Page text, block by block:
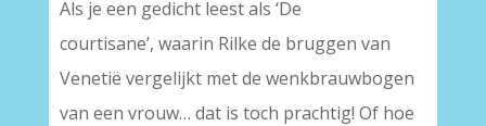
Als je een gedicht leest als ‘De
courtisane’, waarin Rilke de bruggen van
Venetië vergelijkt met de wenkbrauwbogen
van een vrouw… dat is toch prachtig! Of hoe